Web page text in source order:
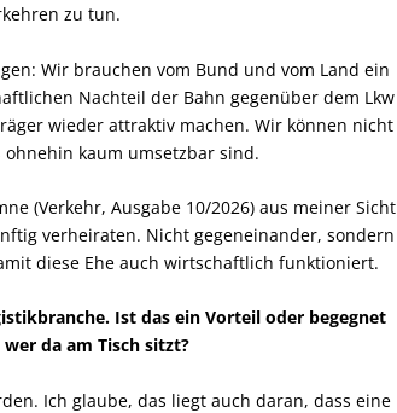
zu tun.
Wir brauchen vom Bund und vom Land ein
Nachteil der Bahn gegenüber dem Lkw
wieder attraktiv machen. Wir können nicht
kaum umsetzbar sind.
(Verkehr, Ausgabe 10/2026) aus meiner Sicht
verheiraten. Nicht gegeneinander, sondern
diese Ehe auch wirtschaftlich funktioniert.
Ist das ein Vorteil oder begegnet
da am Tisch sitzt?
Ich glaube, das liegt auch daran, dass eine